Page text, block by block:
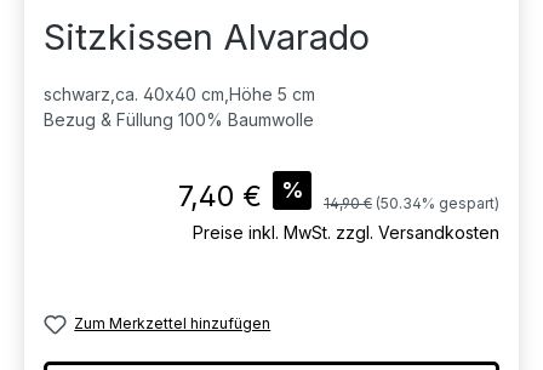
Sitzkissen Alvarado
schwarz,ca. 40x40 cm,Höhe 5 cm
Bezug & Füllung 100% Baumwolle
Verkaufspreis:
7,40 € % Regulärer Preis:
14,90 € (50.34% gespart)
Preise inkl. MwSt. zzgl. Versandkosten
Zum Merkzettel hinzufügen